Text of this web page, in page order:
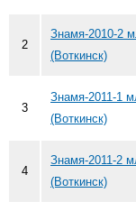
2
Знамя-2010-2
(Воткинск)
3
Знамя-2011-1
(Воткинск)
4
Знамя-2011-2
(Воткинск)